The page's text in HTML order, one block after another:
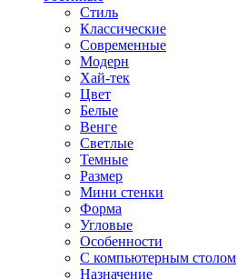
Стиль
Классические
Современные
Модерн
Хай-тек
Цвет
Белые
Венге
Светлые
Темные
Размер
Мини стенки
Форма
Угловые
Особенности
С компьютерным столом
Назначение